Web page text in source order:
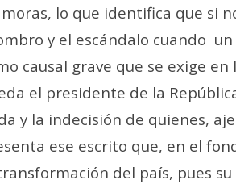
lo que identifica que si
y el escándalo cuando
causal grave que se exige
el presidente de la
y la indecisión de quienes,
ese escrito que, en el
del país, pues